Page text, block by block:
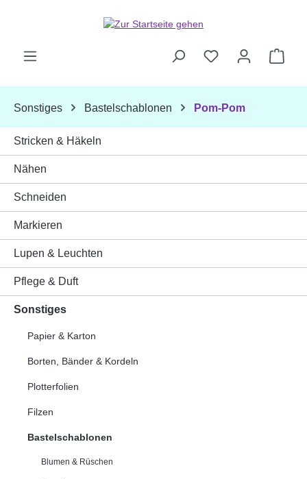
Sonstiges Bastelschablonen Pom-Pom
Stricken & Häkeln
Nähen
Schneiden
Markieren
Lupen & Leuchten
Pflege & Duft
Sonstiges
Papier & Karton
Borten, Bänder & Kordeln
Plotterfolien
Filzen
Bastelschablonen
Blumen & Rüschen